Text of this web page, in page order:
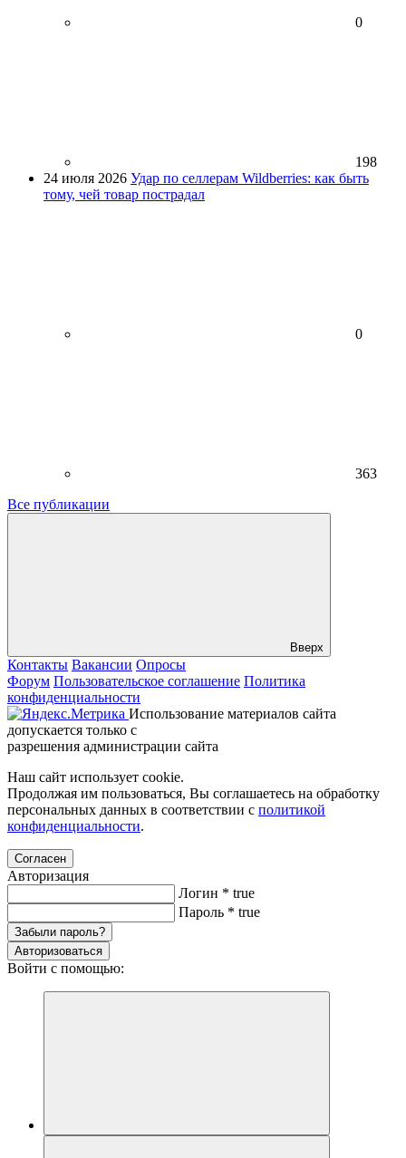
0
198
24 июля 2026 Удар по селлерам Wildberries: как быть
тому, чей товар пострадал
0
363
Все публикации
Вверх
Контакты Вакансии Опросы
Форум Пользовательское соглашение Политика
конфиденциальности
Использование материалов сайта
допускается только с
разрешения администрации сайта
Наш сайт использует cookie.
Продолжая им пользоваться, Вы соглашаетесь на обработку
персональных данных в соответствии с политикой
конфиденциальности.
Согласен
Авторизация
Логин * true
Пароль * true
Забыли пароль?
Авторизоваться
Войти с помощью: